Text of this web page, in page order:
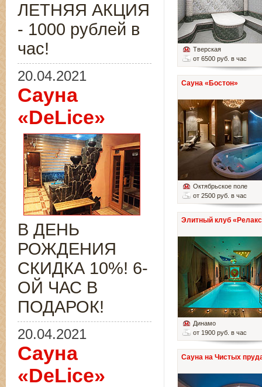
Тверская
от 6500 руб. в час
Сауна «Бостон»
Октябрьское поле
от 2500 руб. в час
Элитный клуб
Динамо
от 1900 руб. в час
Сауна на Чистых
ЛЕТНЯЯ АКЦИЯ
- 1000 рублей в
час!
20.04.2021
Сауна
«DeLice»
В ДЕНЬ
РОЖДЕНИЯ
СКИДКА 10%! 6-
ОЙ ЧАС В
ПОДАРОК!
20.04.2021
Сауна
«DeLice»